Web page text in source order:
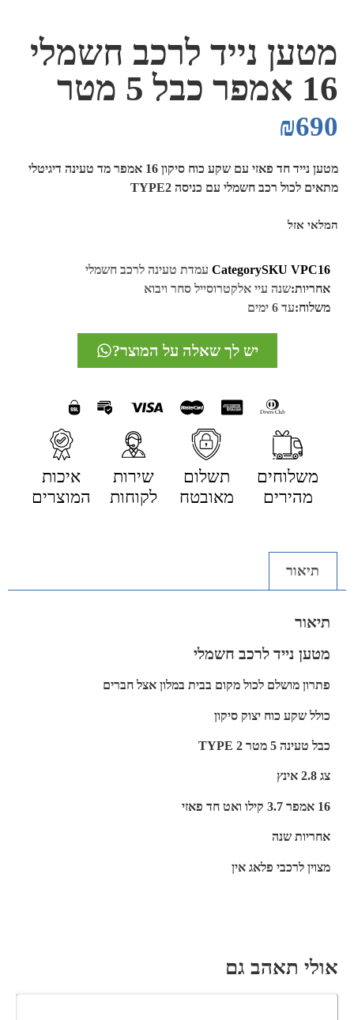
מטען נייד לרכב חשמלי
16 אמפר כבל 5 מטר
₪690
מטען נייד חד פאזי עם שקע כוח סיקון 16 אמפר מד טעינה דיגיטלי
מתאים לכול רכב חשמלי עם כניסה TYPE2
המלאי אזל
SKU VPC16
Category עמדת טעינה לרכב חשמלי
אחריות:שנה עיי אלקטרוסייל סחר ויבוא
משלוח:עד 6 ימים
יש לך שאלה על המוצר?
משלוחים
מהירים
תשלום
מאובטח
שירות
לקוחות
איכות
המוצרים
תיאור
תיאור
מטען נייד לרכב חשמלי
פתרון מושלם לכול מקום בבית במלון אצל חברים
כולל שקע כוח יצוק סיקון
כבל טעינה 5 מטר TYPE 2
צג 2.8 אינץ
16 אמפר 3.7 קילו ואט חד פאזי
אחריות שנה
מצוין לרכבי פלאג אין
אולי תאהב גם